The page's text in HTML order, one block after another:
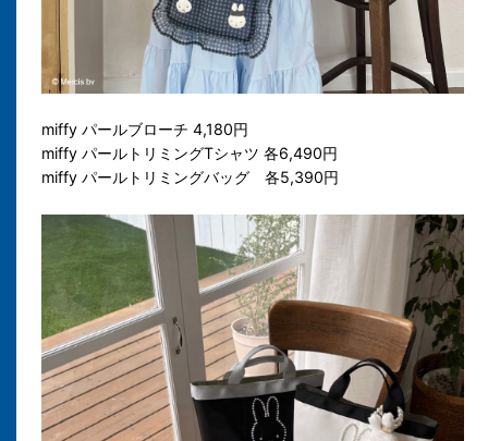
miffy パールブローチ 4,180円
miffy パールトリミングTシャツ 各6,490円
miffy パールトリミングバッグ 各5,390円